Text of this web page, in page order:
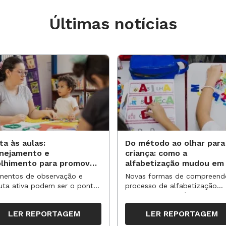
Últimas notícias
às aulas:
e
para promover
aprendizagens
de observação e
ativa podem ser o ponto
espaços e propostas no
semestre
LER REPORTAGEM
Do método ao olhar para
criança: como a
alfabetização mudou em
anos?
Novas formas de
processo de alfabetização
influenciaram políticas e
práticas, transformando o
da leitura e da escrita
LER REPORTAGEM